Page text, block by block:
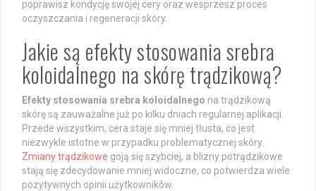
poprawisz kondycję swojej cery oraz wesprzesz proces
oczyszczania i regeneracji skóry.
Jakie są efekty stosowania srebra
koloidalnego na skórę trądzikową?
Efekty stosowania srebra koloidalnego na trądzikową
skórę są zauważalne już po kilku dniach regularnej aplikacji.
Przede wszystkim, cera staje się mniej tłusta, co jest
niezwykle istotne w przypadku problematycznej skóry.
Zmiany trądzikowe goją się szybciej, a blizny potrądzikowe
stają się zdecydowanie mniej widoczne, co potwierdza wiele
pozytywnych opinii użytkowników.